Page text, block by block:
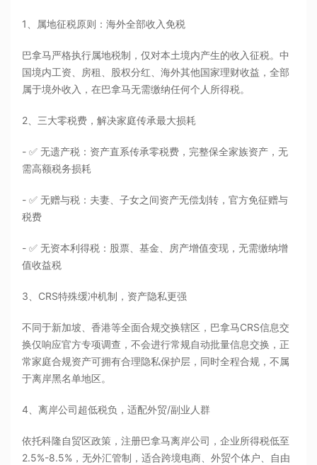
1、属地征税原则：海外全部收入免税
巴拿马严格执行属地税制，仅对本土境内产生的收入征税。中
国境内工资、房租、股权分红、海外其他国家理财收益，全部
属于境外收入，在巴拿马无需缴纳任何个人所得税。
2、三大零税费，解决家庭传承最大损耗
- ✅ 无遗产税：资产直系传承零税费，完整保全家族资产，无
需高额税务损耗
- ✅ 无赠与税：夫妻、子女之间资产无偿划转，官方免征赠与
税费
- ✅ 无资本利得税：股票、基金、房产增值变现，无需缴纳增
值收益税
3、CRS特殊缓冲机制，资产隐私更强
不同于新加坡、香港等全面合规交换辖区，巴拿马CRS信息交
换仅响应官方专项调查，不会进行常规自动批量信息交换，正
常家庭合规资产可拥有合理隐私保护层，同时全程合规，不属
于离岸黑名单地区。
4、离岸公司超低税负，适配外贸/副业人群
依托科隆自贸区政策，注册巴拿马离岸公司，企业所得税低至
2.5%-8.5%，无外汇管制，适合跨境电商、外贸个体户、自由